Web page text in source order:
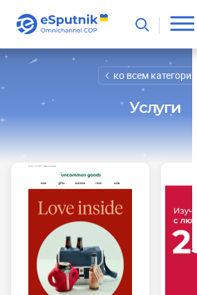
ко всем категориям
Услуги